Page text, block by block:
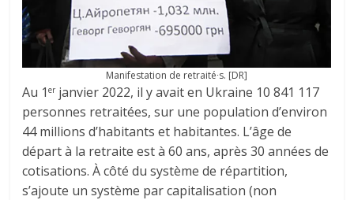
Manifestation de retraité∙s. [DR]
Au 1er janvier 2022, il y avait en Ukraine 10 841 117
personnes retraitées, sur une population d’environ
44 millions d’habitants et habitantes. L’âge de
départ à la retraite est à 60 ans, après 30 années de
cotisations. À côté du système de répartition,
s’ajoute un système par capitalisation (non